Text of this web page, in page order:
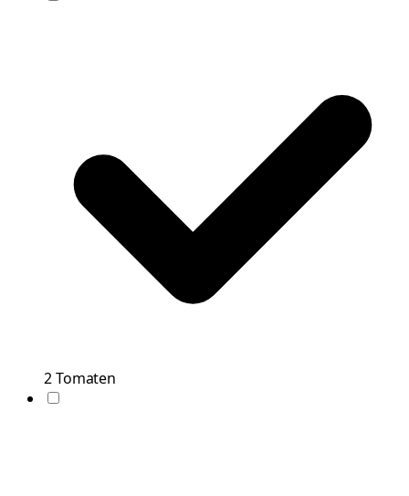
2Tomaten